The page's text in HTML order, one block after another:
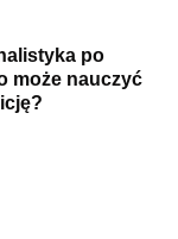
po
może nauczyć